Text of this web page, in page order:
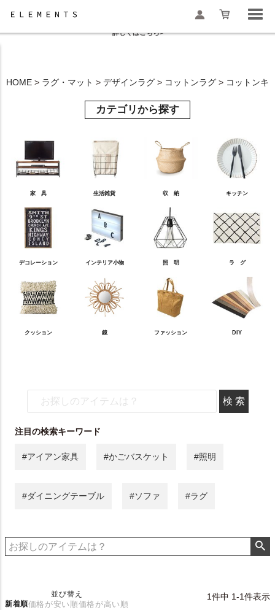
検索
夏季休業と一部地域配送遅延のお知らせ
詳しくはこちら>
HOME ラグ・マット デザインラグ コットンラグ コットンキ
カテゴリから探す
家 具 生活雑貨 収 納 キッチン
デコレーション インテリア小物 照 明 ラ グ
クッション 鏡 ファッション DIY
注目の検索キーワード
#アイアン家具 #かごバスケット #照明
#ダイニングテーブル #ソファ #ラグ
並び替え
新着順価格が安い順価格が高い順
1件中 1-1件表示